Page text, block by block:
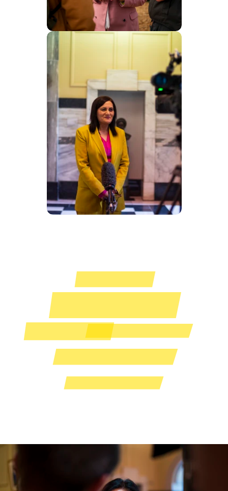
“作为一名拥有多元专业背景的
科学家、商界女性、社区倡导
者、广播员，以及具有坚定家
庭价值观的母亲和妻子，我来
到国会决心做出积极的改变。”